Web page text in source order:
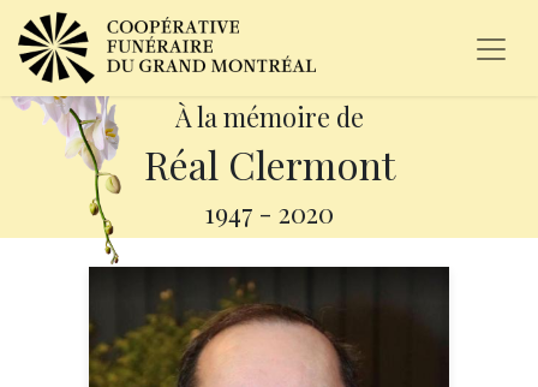
À la mémoire de
Réal Clermont
1947 - 2020